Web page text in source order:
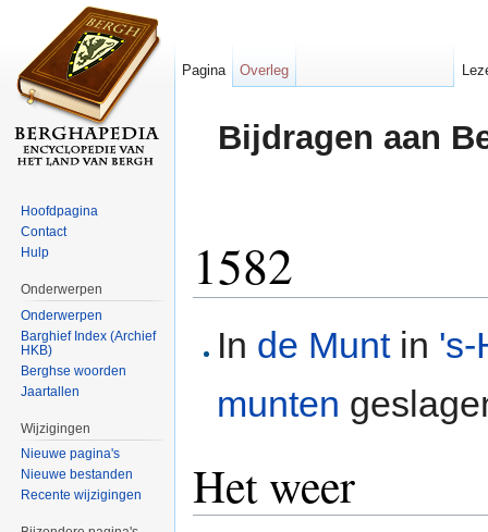
Bijdragen aan
1582
In de Muntin 's-
munten
Het weer
Pagina Overleg
Hoofdpagina
Contact
Hulp
Onderwerpen
Onderwerpen
Barghief Index (Archief
HKB)
Berghse woorden
Jaartallen
Wijzigingen
Nieuwe pagina's
Nieuwe bestanden
Recente wijzigingen